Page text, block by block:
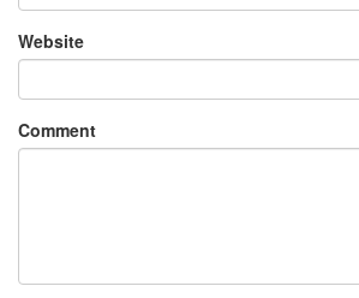
Website
Comment